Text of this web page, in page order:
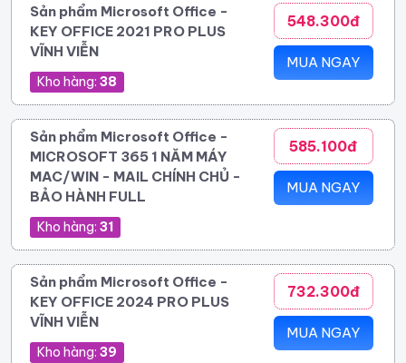
Sản phẩm Microsoft Office -
KEY OFFICE 2021 PRO PLUS
VĨNH VIỄN
Kho hàng: 38
548.300đ
MUA NGAY
Sản phẩm Microsoft Office -
MICROSOFT 365 1 NĂM MÁY
MAC/WIN - MAIL CHÍNH CHỦ -
BẢO HÀNH FULL
Kho hàng: 31
585.100đ
MUA NGAY
Sản phẩm Microsoft Office -
KEY OFFICE 2024 PRO PLUS
VĨNH VIỄN
Kho hàng: 39
732.300đ
MUA NGAY